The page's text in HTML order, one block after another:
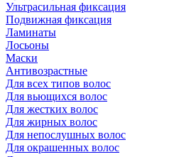
Ультрасильная фиксация
Подвижная фиксация
Ламинаты
Лосьоны
Маски
Антивозрастные
Для всех типов волос
Для вьющихся волос
Для жестких волос
Для жирных волос
Для непослушных волос
Для окрашенных волос